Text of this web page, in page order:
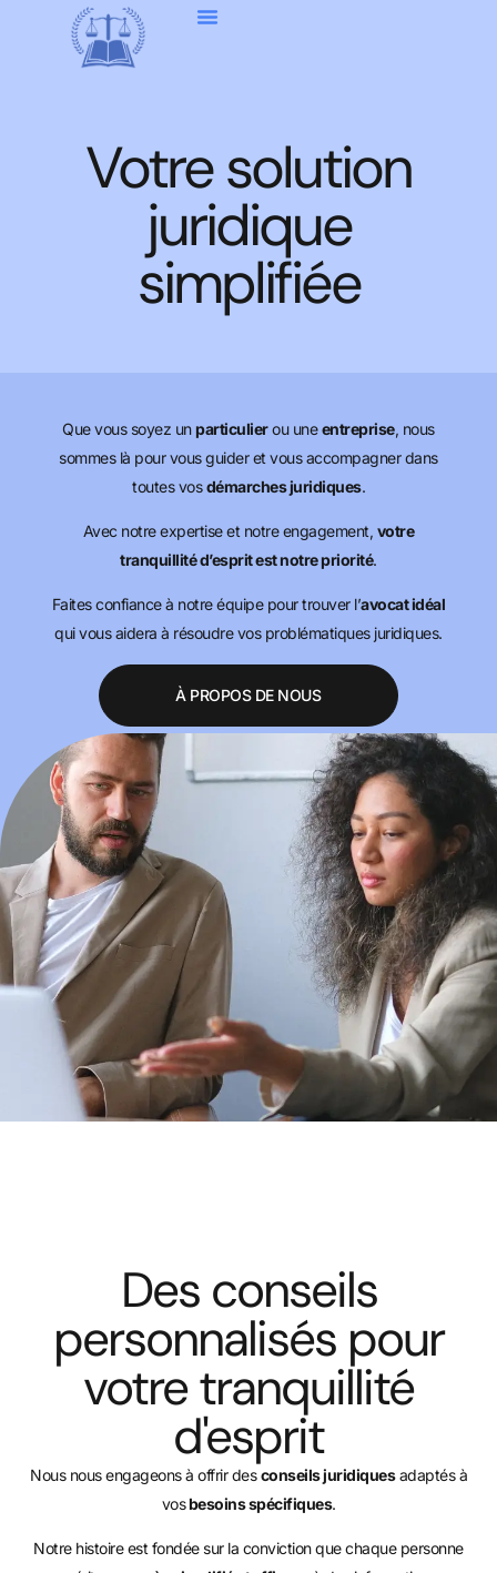
Votre solution
juridique
simplifiée
Que vous soyez unparticulierou uneentreprise, nous
sommes là pour vous guider et vous accompagner dans
toutes vosdémarches juridiques.
Avec notre expertise et notre engagement, votre
tranquillité d’esprit est notre priorité.
Faites confiance à notre équipe pour trouver l’avocat idéal
qui vous aidera à résoudre vos problématiques juridiques.
À PROPOS DE NOUS
Des conseils
personnalisés pour
votre tranquillité
d'esprit
Nous nous engageons à offrir desconseils juridiquesadaptés à
vosbesoins spécifiques.
Notre histoire est fondée sur la conviction que chaque personne